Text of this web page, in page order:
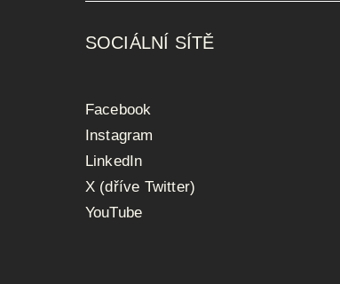
SOCIÁLNÍ SÍTĚ
Facebook
Instagram
LinkedIn
X (dříve Twitter)
YouTube